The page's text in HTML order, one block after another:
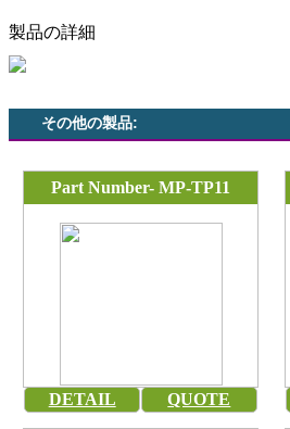
製品の詳細
その他の製品:
Part Number- MP-TP11
DETAIL QUOTE